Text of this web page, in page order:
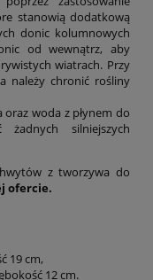
stanowią dodatkową
donic kolumnowych
od wewnątrz, aby
wiatrach. Przy
należy chronić rośliny
woda z płynem do
silniejszych
z tworzywa do
ofercie.
19 cm,
12 cm.